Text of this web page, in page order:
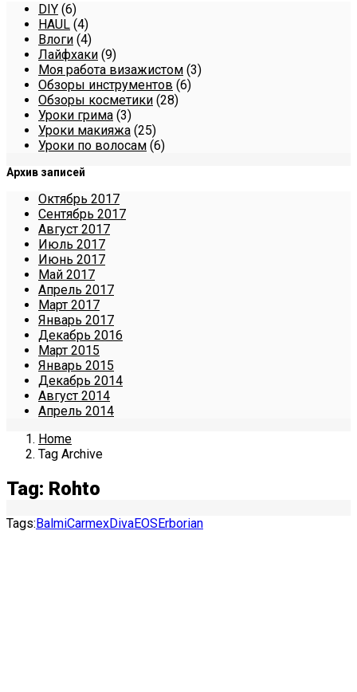
DIY (6)
HAUL (4)
Влоги (4)
Лайфхаки (9)
Моя работа визажистом (3)
Обзоры инструментов (6)
Обзоры косметики (28)
Уроки грима (3)
Уроки макияжа (25)
Уроки по волосам (6)
Архив записей
Октябрь 2017
Сентябрь 2017
Август 2017
Июль 2017
Июнь 2017
Май 2017
Апрель 2017
Март 2017
Январь 2017
Декабрь 2016
Март 2015
Январь 2015
Декабрь 2014
Август 2014
Апрель 2014
Home
Tag Archive
Tag: Rohto
Tags:BalmiCarmexDivaEOSErborian